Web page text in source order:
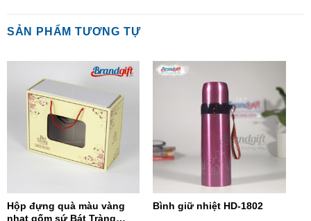
SẢN PHẨM TƯƠNG TỰ
Hộp đựng quà màu vàng
nhạt gốm sứ Bát Tràng
Bình giữ nhiệt HD-1802